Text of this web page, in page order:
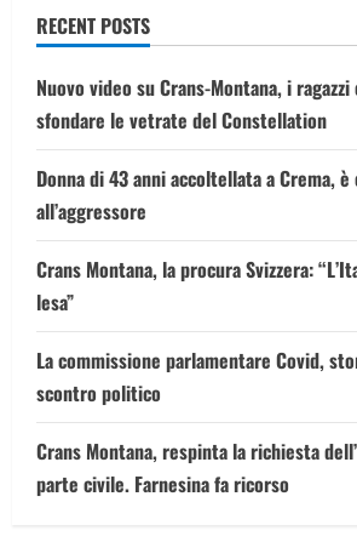
RECENT POSTS
Nuovo video su Crans-Montana, i
sfondare le vetrate del Constellation
Donna di 43 anni accoltellata a Crema, è
all’aggressore
Crans Montana, la procura Svizzera:
lesa”
La commissione parlamentare Covid,
scontro politico
Crans Montana, respinta la richiesta
parte civile. Farnesina fa ricorso